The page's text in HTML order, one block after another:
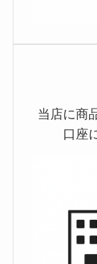
当店に商
口座